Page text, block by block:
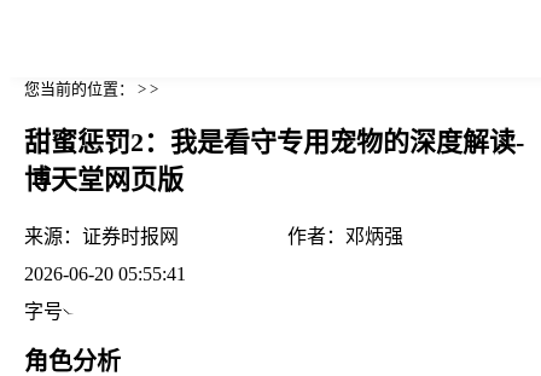
您当前的位置： > >
甜蜜惩罚2：我是看守专用宠物的深度解读-
博天堂网页版
来源： 证券时报网 作者： 邓炳强
2026-06-20 05:55:41
字号
角色分析